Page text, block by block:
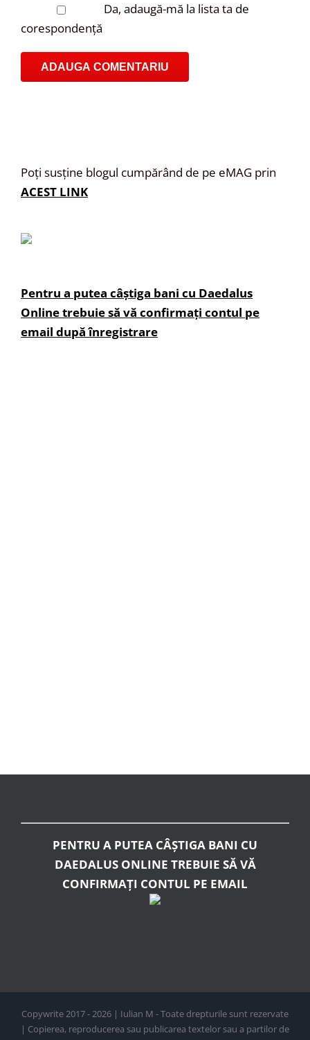
Da, adaugă-mă la lista ta de
corespondență
Poți susține blogul cumpărând de pe eMAG prin
ACEST LINK
Pentru a putea câștiga bani cu Daedalus
Online trebuie să vă confirmați contul pe
email după înregistrare
PENTRU A PUTEA CÂȘTIGA BANI CU
DAEDALUS ONLINE TREBUIE SĂ VĂ
CONFIRMAȚI CONTUL PE EMAIL
Copywrite 2017 - 2026 | Iulian M - Toate drepturile sunt rezervate
| Copierea, reproducerea sau publicarea textelor sau a partilor de